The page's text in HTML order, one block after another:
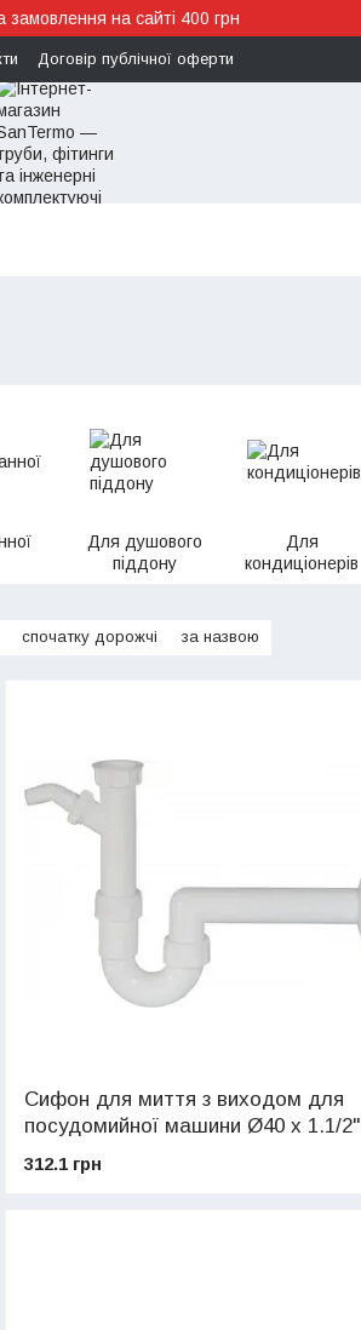
замовлення на сайті 400 грн
Договір публічної оферти
Для душового
піддону
Для
кондиціонерів
спочатку дорожчі за назвою
Сифон для миття з виходом для
посудомийної машини Ø40 х 1.1/2"
312.1 грн